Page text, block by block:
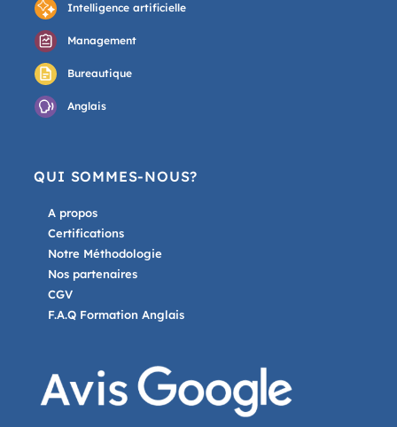
Intelligence artificielle
Management
Bureautique
Anglais
QUI SOMMES-NOUS?
A propos
Certifications
Notre Méthodologie
Nos partenaires
CGV
F.A.Q Formation Anglais